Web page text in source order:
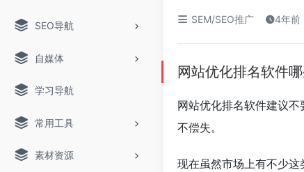
SEO导航
自媒体
学习导航
常用工具
素材资源
SEM/SEO推广 4年前
网站优化排名软件
网站优化排名软件建议
不偿失。
现在虽然市场上有不少这